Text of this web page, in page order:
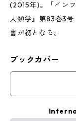
(2015年)。「イン
人類学』第83巻3
書が初となる。
ブックカバー